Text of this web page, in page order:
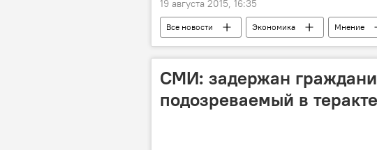
19 августа 2015, 16:35
Все новости Экономика Мнение
Китай
ЕАЭС Таможенный союз
СМИ: задержан
подозреваемый в